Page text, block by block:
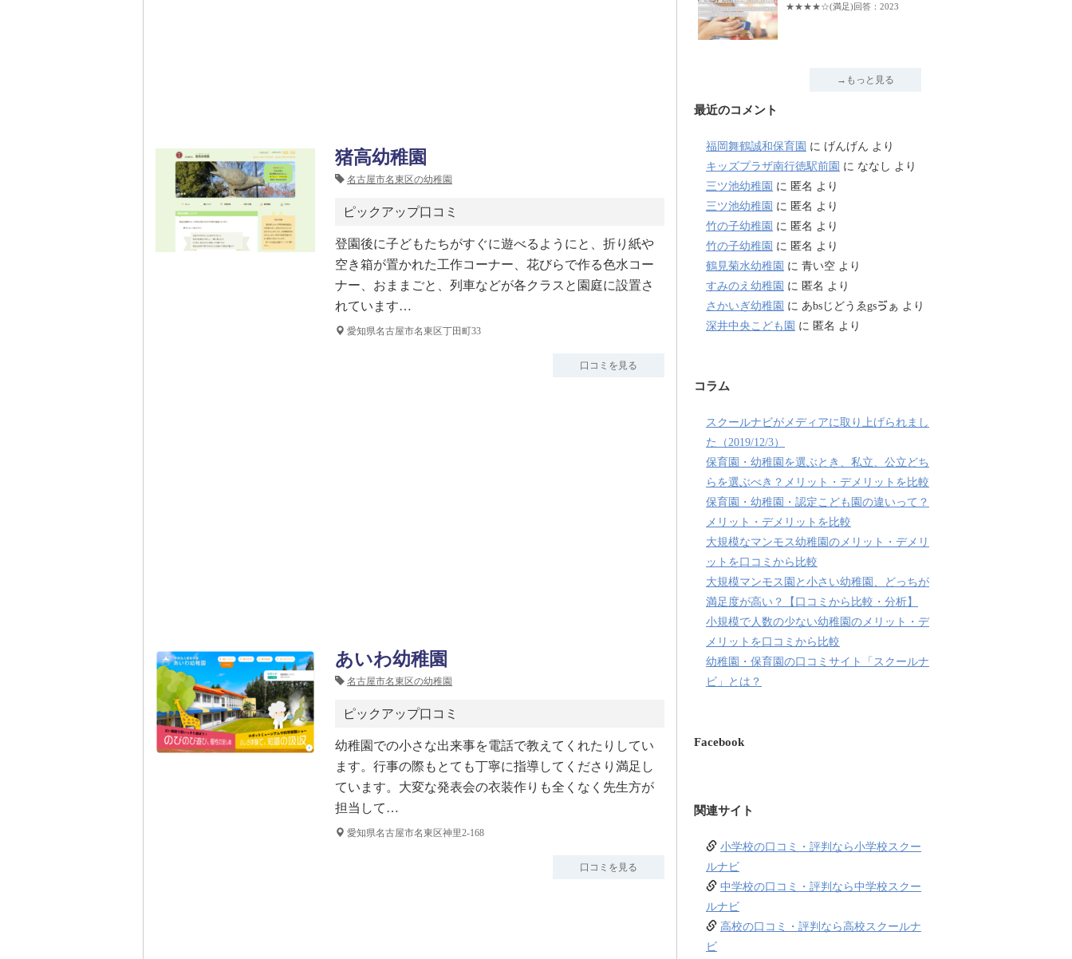
猪高幼稚園
名古屋市名東区の幼稚園
ピックアップ口コミ
登園後に子どもたちがすぐに遊べるようにと、折り紙や
空き箱が置かれた工作コーナー、花びらで作る色水コー
ナー、おままごと、列車などが各クラスと園庭に設置さ
れています…
愛知県名古屋市名東区丁田町33
口コミを見る
あいわ幼稚園
名古屋市名東区の幼稚園
ピックアップ口コミ
幼稚園での小さな出来事を電話で教えてくれたりしてい
ます。行事の際もとても丁寧に指導してくださり満足し
ています。大変な発表会の衣装作りも全くなく先生方が
担当して…
愛知県名古屋市名東区神里2-168
口コミを見る
★★★★☆(満足)回答：2023
→もっと見る
最近のコメント
福岡舞鶴誠和保育園 に げんげん より
キッズプラザ南行徳駅前園 に ななし より
三ツ池幼稚園 に 匿名 より
三ツ池幼稚園 に 匿名 より
竹の子幼稚園 に 匿名 より
竹の子幼稚園 に 匿名 より
鶴見菊水幼稚園 に 青い空 より
すみのえ幼稚園 に 匿名 より
さかいぎ幼稚園 に あbsじどうゑgsゔぁ より
深井中央こども園 に 匿名 より
コラム
スクールナビがメディアに取り上げられまし
た（2019/12/3）
保育園・幼稚園を選ぶとき、私立、公立どち
らを選ぶべき？メリット・デメリットを比較
保育園・幼稚園・認定こども園の違いって？
メリット・デメリットを比較
大規模なマンモス幼稚園のメリット・デメリ
ットを口コミから比較
大規模マンモス園と小さい幼稚園、どっちが
満足度が高い？【口コミから比較・分析】
小規模で人数の少ない幼稚園のメリット・デ
メリットを口コミから比較
幼稚園・保育園の口コミサイト「スクールナ
ビ」とは？
Facebook
関連サイト
小学校の口コミ・評判なら小学校スクー
ルナビ
中学校の口コミ・評判なら中学校スクー
ルナビ
高校の口コミ・評判なら高校スクールナ
ビ